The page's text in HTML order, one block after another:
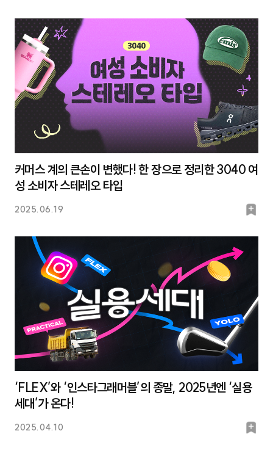
크
커머스 계의 큰손이 변했다! 한 장으로 정리한 3040 여
성 소비자 스테레오 타입
2025.06.19
북
‘FLEX’와 ‘인스타그래머블’의 종말, 2025년엔 ‘실용
세대’가 온다!
2025.04.10
북